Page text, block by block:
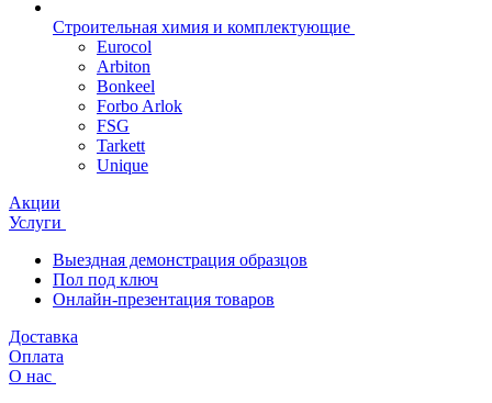
Строительная химия и комплектующие
Eurocol
Arbiton
Bonkeel
Forbo Arlok
FSG
Tarkett
Unique
Акции
Услуги
Выездная демонстрация образцов
Пол под ключ
Онлайн-презентация товаров
Доставка
Оплата
О нас